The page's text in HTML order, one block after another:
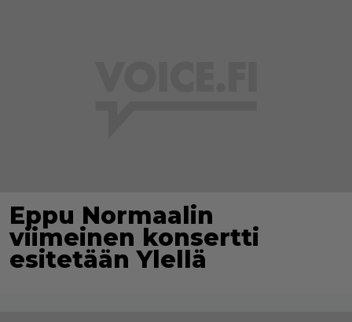
Eppu Normaalin
viimeinen konsertti
esitetään Ylellä